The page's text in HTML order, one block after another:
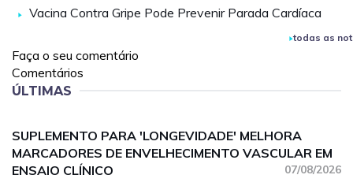
Vacina Contra Gripe Pode Prevenir Parada Cardíaca
todas as
Faça o seu comentário
Comentários
ÚLTIMAS
SUPLEMENTO PARA 'LONGEVIDADE' MELHORA
MARCADORES DE ENVELHECIMENTO VASCULAR EM
ENSAIO CLÍNICO
07/08/2026